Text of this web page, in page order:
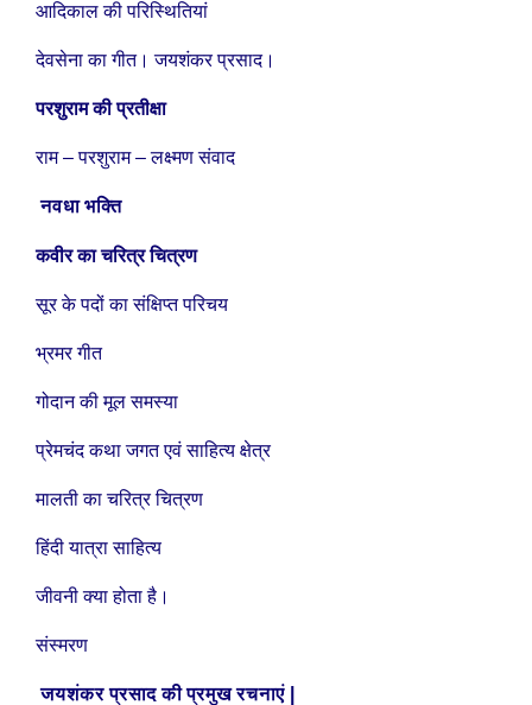
आदिकाल की परिस्थितियां
देवसेना का गीत। जयशंकर प्रसाद।
परशुराम की प्रतीक्षा
राम – परशुराम – लक्ष्मण संवाद
नवधा भक्ति
कवीर का चरित्र चित्रण
सूर के पदों का संक्षिप्त परिचय
भ्रमर गीत
गोदान की मूल समस्या
प्रेमचंद कथा जगत एवं साहित्य क्षेत्र
मालती का चरित्र चित्रण
हिंदी यात्रा साहित्य
जीवनी क्या होता है।
संस्मरण
जयशंकर प्रसाद की प्रमुख रचनाएं